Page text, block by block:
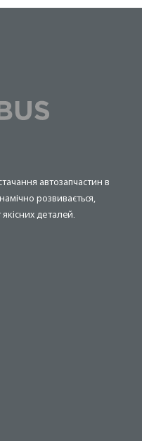
автозапчастин в
розвивається,
деталей.